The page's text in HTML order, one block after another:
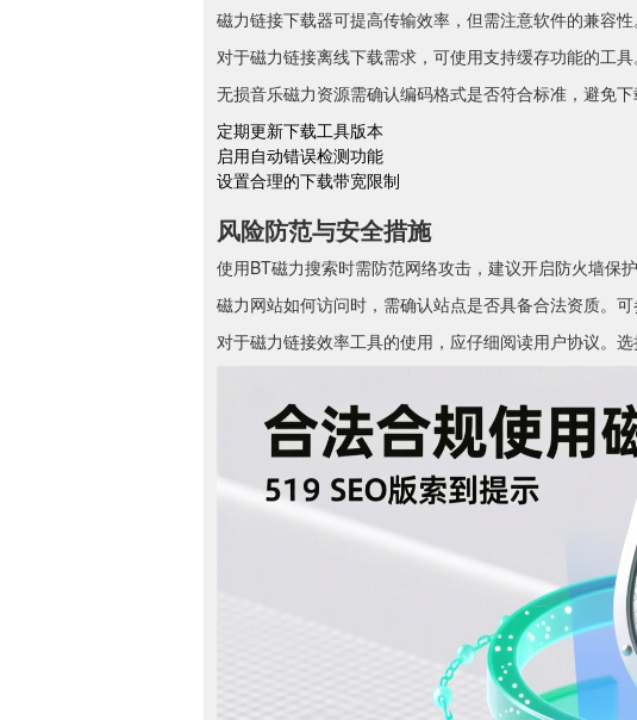
磁力链接下载器可提高传输效率，但需注意软件的兼容
对于磁力链接离线下载需求，可使用支持缓存功能的工
无损音乐磁力资源需确认编码格式是否符合标准，避免
定期更新下载工具版本
启用自动错误检测功能
设置合理的下载带宽限制
风险防范与安全措施
使用BT磁力搜索时需防范网络攻击，建议开启防火墙保
磁力网站如何访问时，需确认站点是否具备合法资质。
对于磁力链接效率工具的使用，应仔细阅读用户协议。